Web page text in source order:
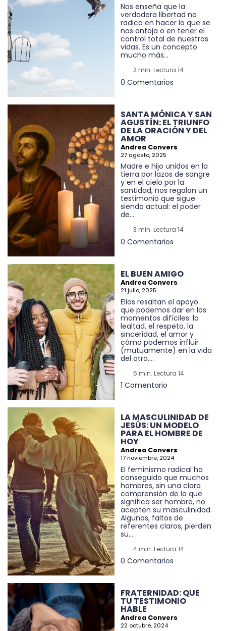
Nos enseña que la
verdadera libertad no
radica en hacer lo que se
nos antoja o en tener el
control total de nuestras
vidas. Es un concepto
mucho más...
2 min. Lectura 14
0 Comentarios
SANTA MÓNICA Y SAN
AGUSTÍN: EL TRIUNFO
DE LA ORACIÓN Y DEL
AMOR
Andrea Convers
27 agosto, 2025
Madre e hijo unidos en la
tierra por lazos de sangre
y en el cielo por la
santidad, nos regalan un
testimonio que sigue
siendo actual: el poder
de...
3 min. Lectura 14
0 Comentarios
EL BUEN AMIGO
Andrea Convers
21 julio, 2025
Ellos resaltan el apoyo
que podemos dar en los
momentos difíciles: la
lealtad, el respeto, la
sinceridad, el amor y
cómo podemos influir
(mutuamente) en la vida
del otro....
5 min. Lectura 14
1 Comentario
LA MASCULINIDAD DE
JESÚS: UN MODELO
PARA EL HOMBRE DE
HOY
Andrea Convers
17 noviembre, 2024
El feminismo radical ha
conseguido que muchos
hombres, sin una clara
comprensión de lo que
significa ser hombre, no
acepten su masculinidad.
Algunos, faltos de
referentes claros, pierden
su...
4 min. Lectura 14
0 Comentarios
FRATERNIDAD: QUE
TU TESTIMONIO
HABLE
Andrea Convers
22 octubre, 2024